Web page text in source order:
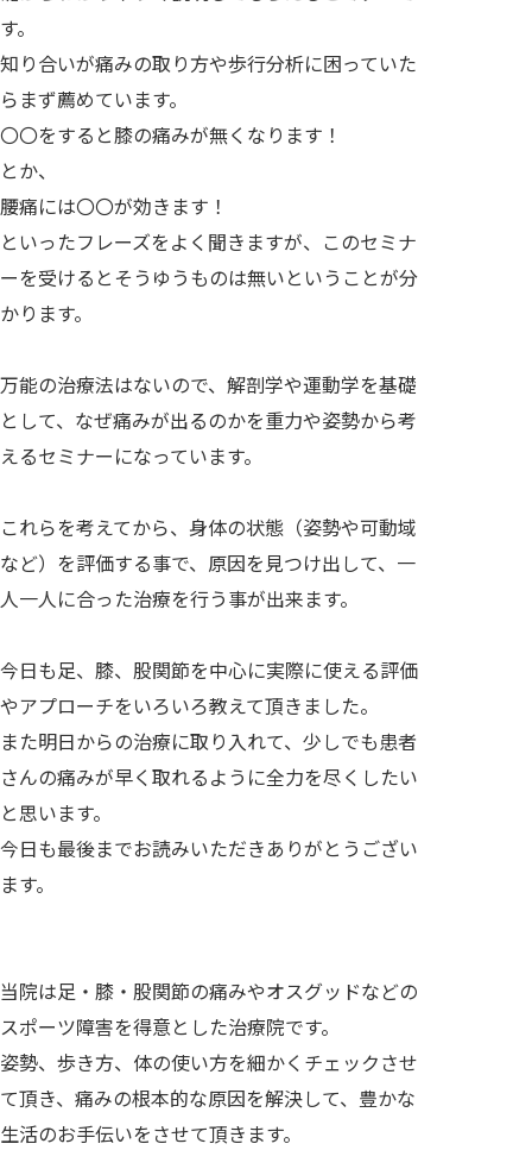
す。
知り合いが痛みの取り方や歩行分析に困っていた
らまず薦めています。
〇〇をすると膝の痛みが無くなります！
とか、
腰痛には〇〇が効きます！
といったフレーズをよく聞きますが、このセミナ
ーを受けるとそうゆうものは無いということが分
かります。
万能の治療法はないので、解剖学や運動学を基礎
として、なぜ痛みが出るのかを重力や姿勢から考
えるセミナーになっています。
これらを考えてから、身体の状態（姿勢や可動域
など）を評価する事で、原因を見つけ出して、一
人一人に合った治療を行う事が出来ます。
今日も足、膝、股関節を中心に実際に使える評価
やアプローチをいろいろ教えて頂きました。
また明日からの治療に取り入れて、少しでも患者
さんの痛みが早く取れるように全力を尽くしたい
と思います。
今日も最後までお読みいただきありがとうござい
ます。
当院は足・膝・股関節の痛みやオスグッドなどの
スポーツ障害を得意とした治療院です。
姿勢、歩き方、体の使い方を細かくチェックさせ
て頂き、痛みの根本的な原因を解決して、豊かな
生活のお手伝いをさせて頂きます。